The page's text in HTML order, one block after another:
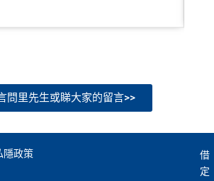
問里先生或睇大家的留言>>
隱政策
借
定